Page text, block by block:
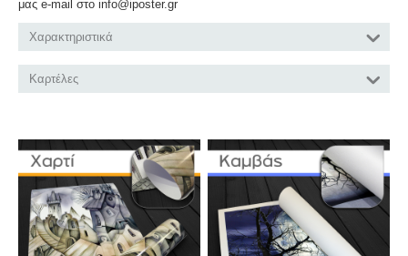
μας e-mail στο info@iposter.gr
Χαρακτηριστικά
Καρτέλες